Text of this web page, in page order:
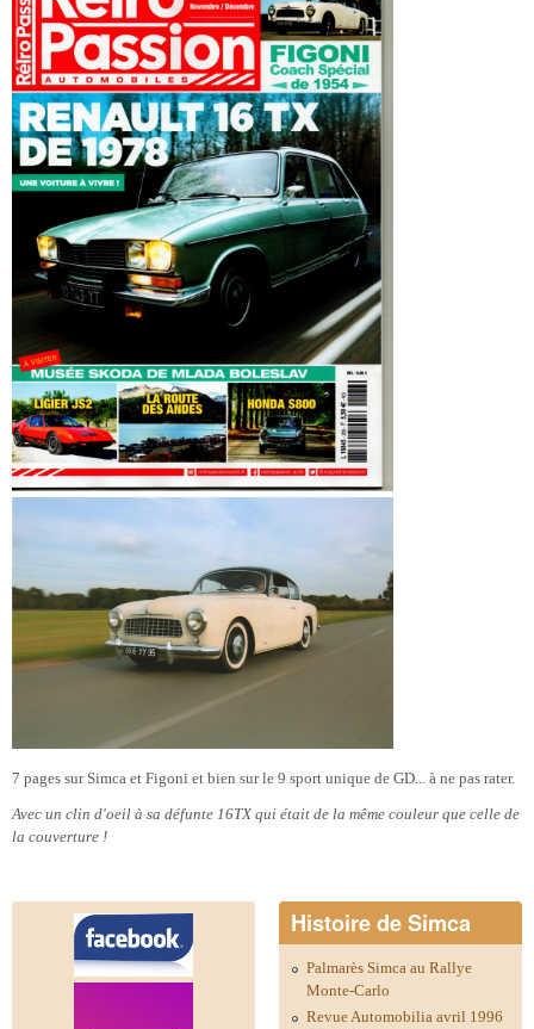
7 pages sur Simca et Figoni et bien sur le 9 sport unique de GD... à ne pas rater.
Avec un clin d'oeil à sa défunte 16TX qui était de la même couleur que celle de
la couverture !
Histoire de Simca
Palmarès Simca au Rallye
Monte-Carlo
Revue Automobilia avril 1996